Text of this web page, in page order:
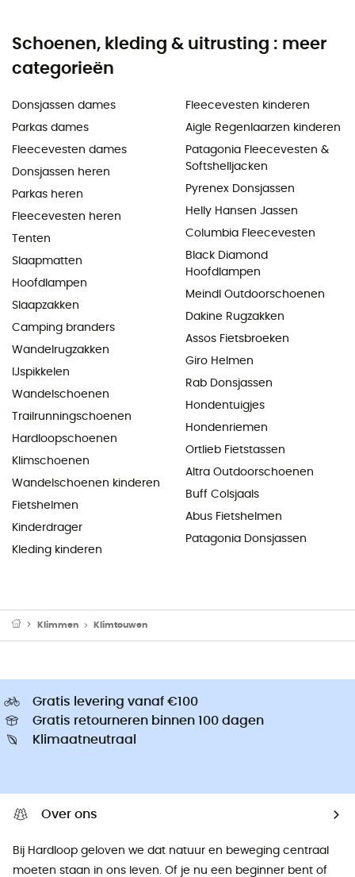
Schoenen, kleding & uitrusting : meer
categorieën
Donsjassen dames
Parkas dames
Fleecevesten dames
Donsjassen heren
Parkas heren
Fleecevesten heren
Tenten
Slaapmatten
Hoofdlampen
Slaapzakken
Camping branders
Wandelrugzakken
IJspikkelen
Wandelschoenen
Trailrunningschoenen
Hardloopschoenen
Klimschoenen
Wandelschoenen kinderen
Fietshelmen
Kinderdrager
Kleding kinderen
Fleecevesten kinderen
Aigle Regenlaarzen kinderen
Patagonia Fleecevesten &
Softshelljacken
Pyrenex Donsjassen
Helly Hansen Jassen
Columbia Fleecevesten
Black Diamond
Hoofdlampen
Meindl Outdoorschoenen
Dakine Rugzakken
Assos Fietsbroeken
Giro Helmen
Rab Donsjassen
Hondentuigjes
Hondenriemen
Ortlieb Fietstassen
Altra Outdoorschoenen
Buff Colsjaals
Abus Fietshelmen
Patagonia Donsjassen
Klimmen Klimtouwen
Gratis levering vanaf €100
Gratis retourneren binnen 100 dagen
Klimaatneutraal
Over ons
Bij Hardloop geloven we dat natuur en beweging centraal
moeten staan ​​in ons leven. Of je nu een beginner bent of